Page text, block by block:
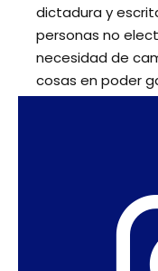
dictadura y
personas no
necesidad de
cosas en poder
económicos,
nuestro modelo
disidencias
reconocimiento
a la vivienda,
sexual y